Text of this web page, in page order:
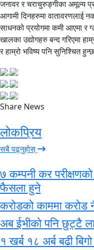
जनावर र चराचुरुङ्गीका अमूल्य
आगामी दिनहरुमा वातावरणलाई
साधनको प्रयोगमा कमी आएमा र
खालका उद्योगहरु बन्द गरिएमा
र हाम्रो भविष्य पनि सुनिश्चित
Share News
लोकप्रिय
सबै पढ्नुहोस्
७ कम्पनी कर
फैसला हुने
करोडको काममा करोड
अब ईभीको पनि छुट्टै
१ खर्ब १८ अर्ब बढी